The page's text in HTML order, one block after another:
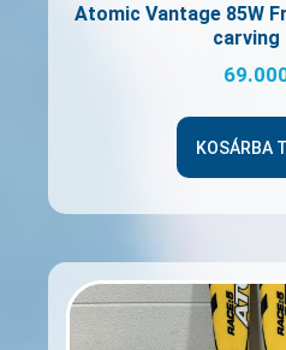
Atomic Vantage 85W
carving
KOSÁRBA